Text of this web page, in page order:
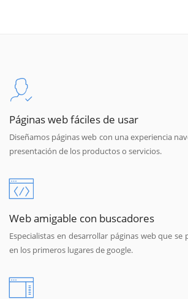
Páginas web fáciles de usar
Diseñamos páginas web con una experiencia
presentación de los productos o servicios.
Web amigable con buscadores
Especialistas en desarrollar páginas web que
en los primeros lugares de google.